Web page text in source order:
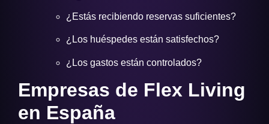
¿Estás recibiendo reservas suficientes?
¿Los huéspedes están satisfechos?
¿Los gastos están controlados?
Empresas de Flex Living
en España